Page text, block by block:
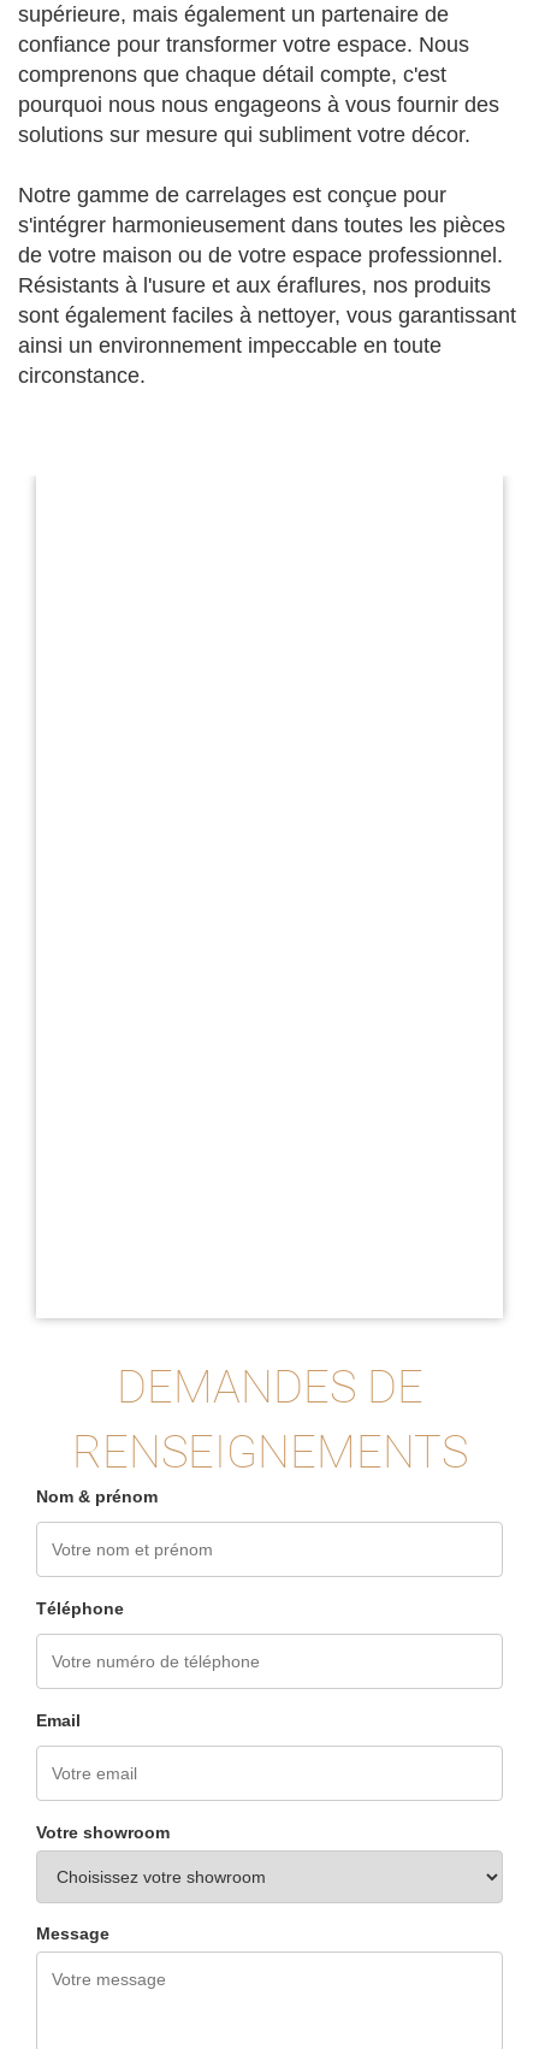
supérieure, mais également un partenaire de
confiance pour transformer votre espace. Nous
comprenons que chaque détail compte, c'est
pourquoi nous nous engageons à vous fournir des
solutions sur mesure qui subliment votre décor.
Notre gamme de carrelages est conçue pour
s'intégrer harmonieusement dans toutes les pièces
de votre maison ou de votre espace professionnel.
Résistants à l'usure et aux éraflures, nos produits
sont également faciles à nettoyer, vous garantissant
ainsi un environnement impeccable en toute
circonstance.
DEMANDES DE
RENSEIGNEMENTS
Nom & prénom
Téléphone
Email
Votre showroom
Message